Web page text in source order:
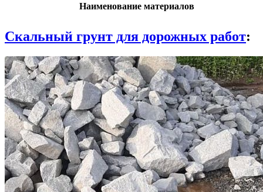
Наименование материалов
Скальный грунт для дорожных работ: